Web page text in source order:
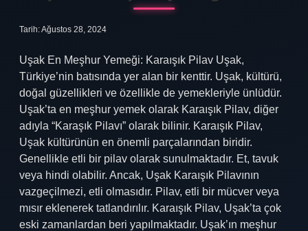
Tarih: Ağustos 28, 2024
Uşak En Meşhur Yemeği: Karaışık Pilav Uşak,
Türkiye’nin batısında yer alan bir kenttir. Uşak, kültürü,
doğal güzellikleri ve özellikle de yemekleriyle ünlüdür.
Uşak’ta en meşhur yemek olarak Karaışık Pilav, diğer
adıyla “Karaşık Pilavı” olarak bilinir. Karaışık Pilav,
Uşak kültürünün en önemli parçalarından biridir.
Genellikle etli bir pilav olarak sunulmaktadır. Et, tavuk
veya hindi olabilir. Ancak, Uşak Karaışık Pilavının
vazgeçilmezi, etli olmasıdır. Pilav, etli bir mücver veya
mısır eklenerek tatlandırılır. Karaışık Pilav, Uşak’ta çok
eski zamanlardan beri yapılmaktadır. Uşak’ın meşhur